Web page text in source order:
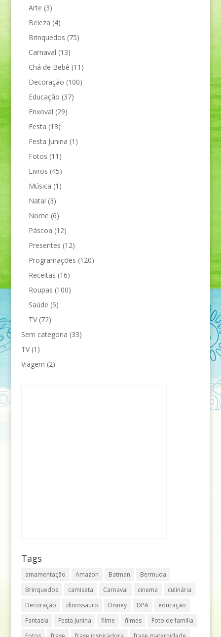
Arte (3)
Beleza (4)
Brinquedos (75)
Carnaval (13)
Chá de Bebê (11)
Decoração (100)
Educação (37)
Enxoval (29)
Festa (13)
Festa Junina (1)
Fotos (11)
Livros (45)
Música (1)
Natal (3)
Nome (6)
Páscoa (12)
Presentes (12)
Programações (120)
Receitas (16)
Roupas (100)
Saúde (5)
TV(72)
Sem categoria (33)
TV(1)
Viagem (2)
Tags
amamentação Amazon Batman
Bermuda
Brinquedos
camiseta Carnaval cinema
culinária
Decoração
dinossauro Disney DPA
educação
Fantasia
Festa Junina filme filmes
Foto de família